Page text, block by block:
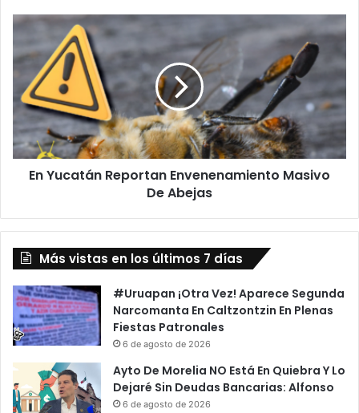
En
Reportan
Envenenamiento
Masivo
De
Abejas
En Yucatán Reportan Envenenamiento Masivo
De Abejas
Más vistas en los últimos 7 días
#Uruapan ¡Otra Vez! Aparece Segunda
Narcomanta En Caltzontzin En Plenas
Fiestas Patronales
6 de agosto de 2026
Ayto De Morelia NO Está En Quiebra Y Lo
Dejaré Sin Deudas Bancarias: Alfonso
6 de agosto de 2026